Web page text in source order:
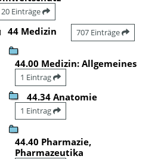
20 Einträge
44 Medizin 707 Einträge
44.00 Medizin: Allgemeines
1 Eintrag
44.34 Anatomie
1 Eintrag
44.40 Pharmazie,
Pharmazeutika